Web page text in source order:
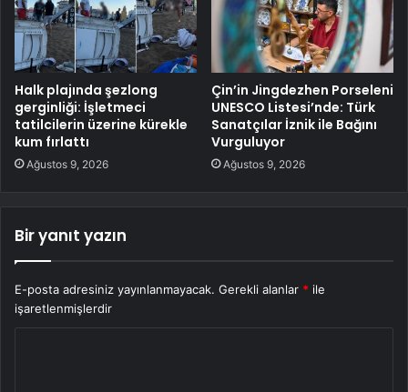
Halk plajında şezlong
gerginliği: İşletmeci
tatilcilerin üzerine kürekle
kum fırlattı
Ağustos 9, 2026
Çin’in Jingdezhen Porseleni
UNESCO Listesi’nde: Türk
Sanatçılar İznik ile Bağını
Vurguluyor
Ağustos 9, 2026
Bir yanıt yazın
E-posta adresiniz yayınlanmayacak. Gerekli alanlar * ile
işaretlenmişlerdir